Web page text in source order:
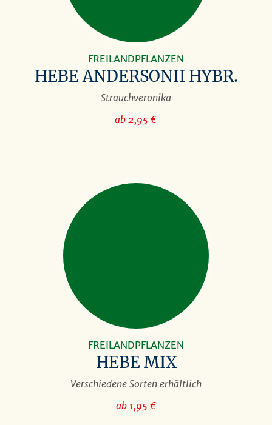
HEBE ANDERSONII HYBR.
FREILANDPFLANZEN
Strauchveronika
ab 2,95 €
HEBE MIX
FREILANDPFLANZEN
Verschiedene Sorten erhältlich
ab 1,95 €